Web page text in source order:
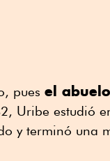
pues el
Uribe estudió
y terminó una